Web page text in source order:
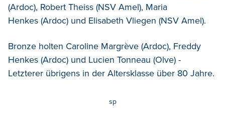
(Ardoc), Robert Theiss (NSV Amel), Maria
Henkes (Ardoc) und Elisabeth Vliegen (NSV Amel).
Bronze holten Caroline Margrève (Ardoc), Freddy
Henkes (Ardoc) und Lucien Tonneau (Olve) -
Letzterer übrigens in der Altersklasse über 80 Jahre.
sp